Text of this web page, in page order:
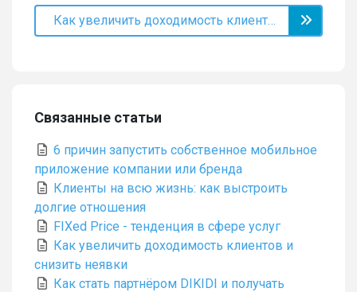
Как увеличить доходимость клиентов и снизить неявки
Связанные статьи
6 причин запустить собственное мобильное
приложение компании или бренда
Клиенты на всю жизнь: как выстроить
долгие отношения
FIXed Price - тенденция в сфере услуг
Как увеличить доходимость клиентов и
снизить неявки
Как стать партнёром DIKIDI и получать